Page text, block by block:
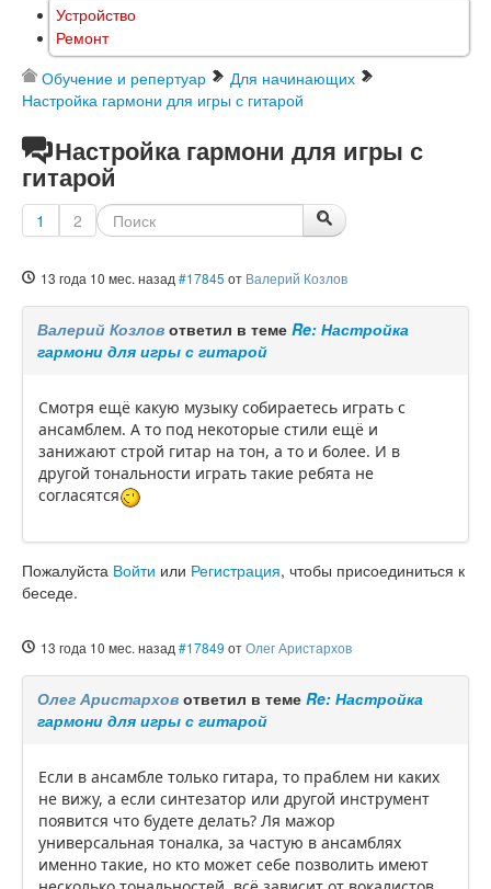
Устройство
Ремонт
Обучение и репертуар
Для начинающих
Настройка гармони для игры с гитарой
Настройка гармони для игры с
гитарой
1 2
13 года 10 мес. назад #17845 от Валерий Козлов
Валерий Козлов ответил в теме Re: Настройка
гармони для игры с гитарой
Смотря ещё какую музыку собираетесь играть с
ансамблем. А то под некоторые стили ещё и
занижают строй гитар на тон, а то и более. И в
другой тональности играть такие ребята не
согласятся
Пожалуйста Войти или Регистрация, чтобы присоединиться к
беседе.
13 года 10 мес. назад #17849 отОлег Аристархов
Олег Аристархов ответил в теме Re: Настройка
гармони для игры с гитарой
Если в ансамбле только гитара, то праблем ни каких
не вижу, а если синтезатор или другой инструмент
появится что будете делать? Ля мажор
универсальная тоналка, за частую в ансамблях
именно такие, но кто может себе позволить имеют